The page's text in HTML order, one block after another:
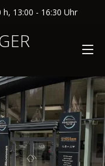
h, 13:00 - 16:30 Uhr